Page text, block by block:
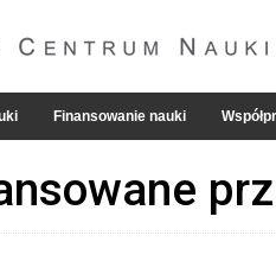
Finansowanie nauki